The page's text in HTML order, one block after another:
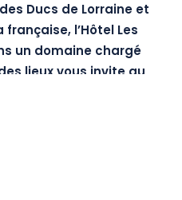
Ducs de Lorraine et
l’Hôtel Les
un domaine chargé
lieux vous invite au
propice pour
» a été